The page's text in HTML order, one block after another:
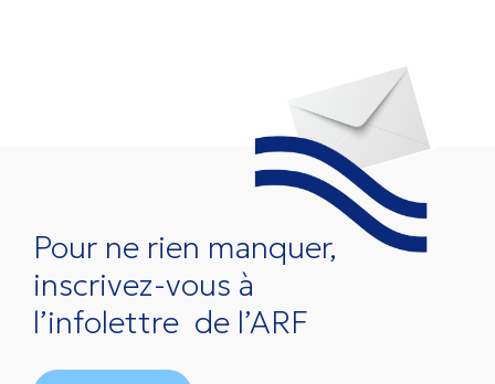
Pour ne rien manquer,
inscrivez-vous à
l’infolettre de l’ARF